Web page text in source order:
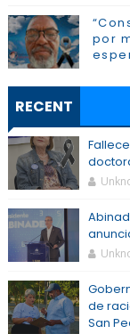
por
RECENT
de
San